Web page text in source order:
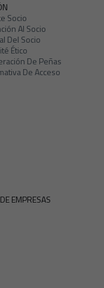
Socio
Al Socio
Del Socio
Ético
De Peñas
De Acceso
EMPRESAS